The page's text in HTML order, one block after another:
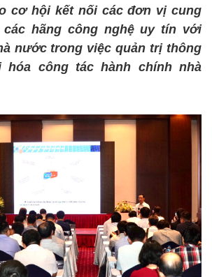
cơ hội kết nối các đơn vị cung
các hãng công nghệ uy tín với
nước trong việc quản trị thông
hóa công tác hành chính nhà